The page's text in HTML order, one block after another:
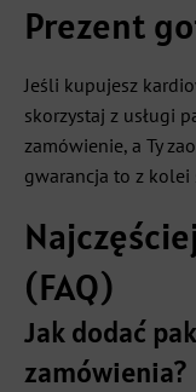
Prezent
Jeśli kupujesz
skorzystaj z usługi
zamówienie, a Ty
gwarancja to z
(FAQ)
Jak dodać
zamówienia?